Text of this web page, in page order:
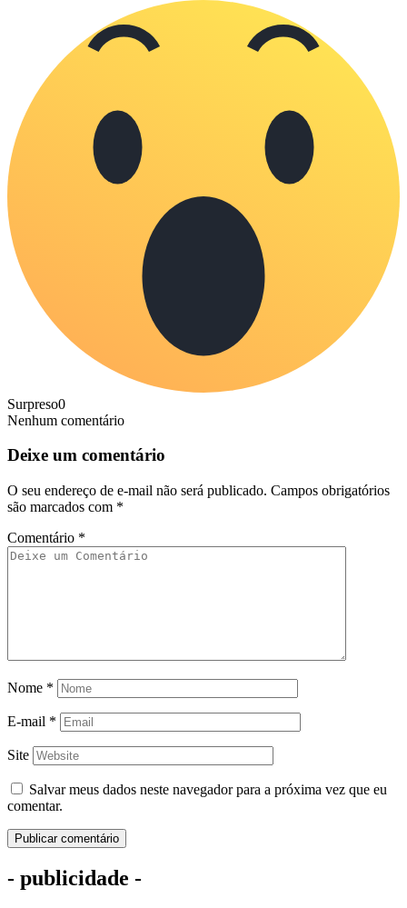
Surpreso0
Nenhum comentário
Deixe um comentário
O seu endereço de e-mail não será publicado. Campos obrigatórios
são marcados com *
Comentário *
Nome *
E-mail *
Site
Salvar meus dados neste navegador para a próxima vez que eu
comentar.
- publicidade -